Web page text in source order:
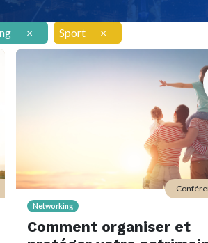
× Sport ×
Networking
Comment organiser et